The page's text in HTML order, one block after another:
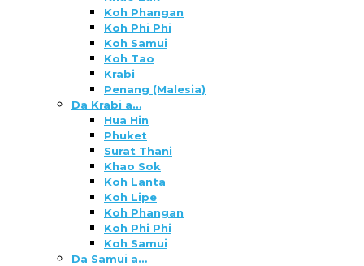
Koh Phangan
Koh Phi Phi
Koh Samui
Koh Tao
Krabi
Penang (Malesia)
Da Krabi a…
Hua Hin
Phuket
Surat Thani
Khao Sok
Koh Lanta
Koh Lipe
Koh Phangan
Koh Phi Phi
Koh Samui
Da Samui a…